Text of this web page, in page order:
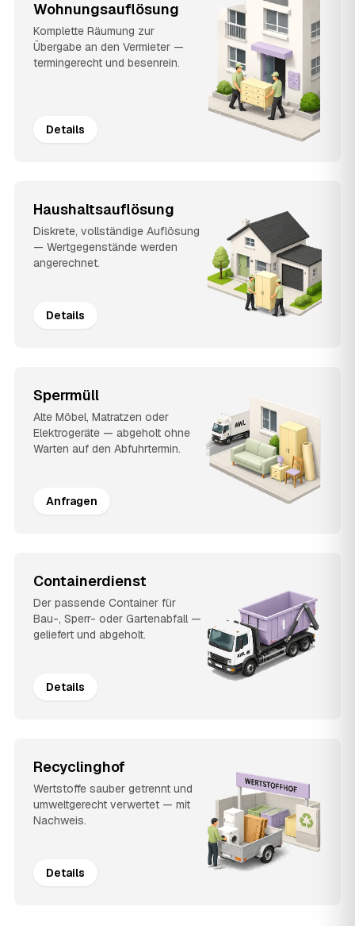
Wohnungsauflösung
Komplette Räumung zur
Übergabe an den Vermieter —
termingerecht und besenrein.
Details
Haushaltsauflösung
Diskrete, vollständige Auflösung
— Wertgegenstände werden
angerechnet.
Details
Sperrmüll
Alte Möbel, Matratzen oder
Elektrogeräte — abgeholt ohne
Warten auf den Abfuhrtermin.
Anfragen
Containerdienst
Der passende Container für
Bau-, Sperr- oder Gartenabfall —
geliefert und abgeholt.
Details
Recyclinghof
Wertstoffe sauber getrennt und
umweltgerecht verwertet — mit
Nachweis.
Details